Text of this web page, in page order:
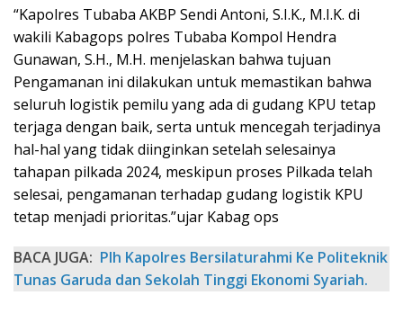
“Kapolres Tubaba AKBP Sendi Antoni, S.I.K., M.I.K. di
wakili Kabagops polres Tubaba Kompol Hendra
Gunawan, S.H., M.H. menjelaskan bahwa tujuan
Pengamanan ini dilakukan untuk memastikan bahwa
seluruh logistik pemilu yang ada di gudang KPU tetap
terjaga dengan baik, serta untuk mencegah terjadinya
hal-hal yang tidak diinginkan setelah selesainya
tahapan pilkada 2024, meskipun proses Pilkada telah
selesai, pengamanan terhadap gudang logistik KPU
tetap menjadi prioritas.”ujar Kabag ops
BACA JUGA: Plh Kapolres Bersilaturahmi Ke Politeknik
Tunas Garuda dan Sekolah Tinggi Ekonomi Syariah.